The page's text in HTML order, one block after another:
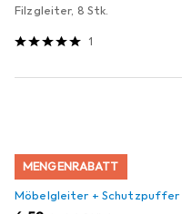
Filzgleiter, 8 Stk.
1
MENGENRABATT
Möbelgleiter + Schutzpuffer